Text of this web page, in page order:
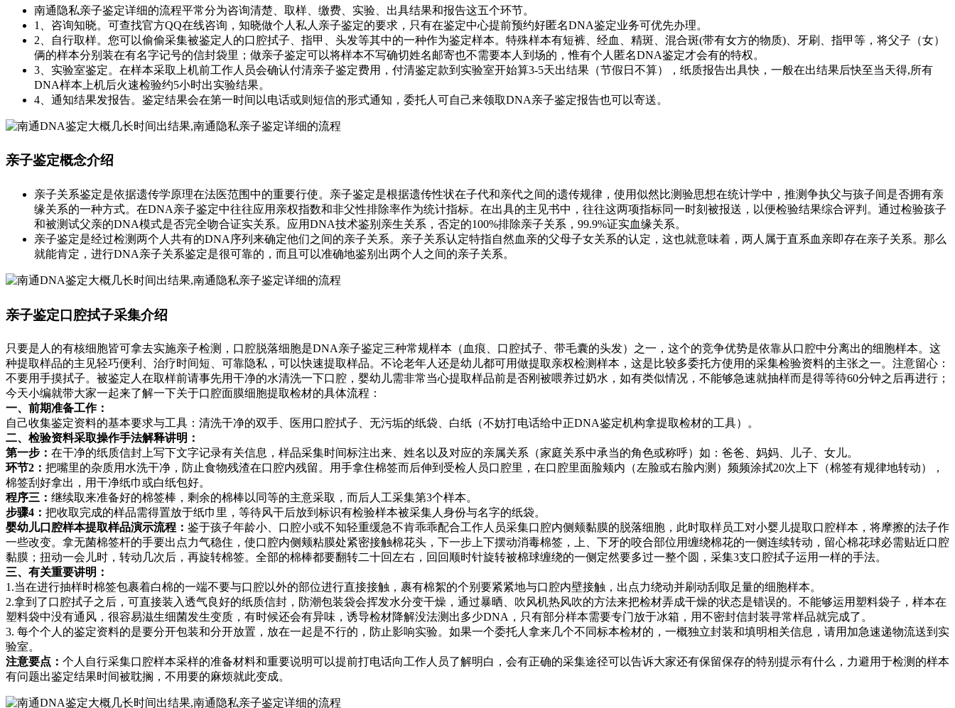
南通隐私亲子鉴定详细的流程平常分为咨询清楚、取样、缴费、实验、出具结果和报告这五个环节。
1、咨询知晓。可查找官方QQ在线咨询，知晓做个人私人亲子鉴定的要求，只有在鉴定中心提前预约好匿名DNA鉴定业务可优先办理。
2、自行取样。您可以偷偷采集被鉴定人的口腔拭子、指甲、头发等其中的一种作为鉴定样本。特殊样本有短裤、经血、精斑、混合斑(带有女方的物质)、牙刷、指甲等，将父子（女）
俩的样本分别装在有名字记号的信封袋里；做亲子鉴定可以将样本不写确切姓名邮寄也不需要本人到场的，惟有个人匿名DNA鉴定才会有的特权。
3、实验室鉴定。在样本采取上机前工作人员会确认付清亲子鉴定费用，付清鉴定款到实验室开始算3-5天出结果（节假日不算），纸质报告出具快，一般在出结果后快至当天得,所有
DNA样本上机后火速检验约5小时出实验结果。
4、通知结果发报告。鉴定结果会在第一时间以电话或则短信的形式通知，委托人可自己来领取DNA亲子鉴定报告也可以寄送。
亲子鉴定概念介绍
亲子关系鉴定是依据遗传学原理在法医范围中的重要行使。亲子鉴定是根据遗传性状在子代和亲代之间的遗传规律，使用似然比测验思想在统计学中，推测争执父与孩子间是否拥有亲
缘关系的一种方式。在DNA亲子鉴定中往往应用亲权指数和非父性排除率作为统计指标。在出具的主见书中，往往这两项指标同一时刻被报送，以便检验结果综合评判。通过检验孩子
和被测试父亲的DNA模式是否完全吻合证实关系。应用DNA技术鉴别亲生关系，否定的100%排除亲子关系，99.9%证实血缘关系。
亲子鉴定是经过检测两个人共有的DNA序列来确定他们之间的亲子关系。亲子关系认定特指自然血亲的父母子女关系的认定，这也就意味着，两人属于直系血亲即存在亲子关系。那么
就能肯定，进行DNA亲子关系鉴定是很可靠的，而且可以准确地鉴别出两个人之间的亲子关系。
亲子鉴定口腔拭子采集介绍
只要是人的有核细胞皆可拿去实施亲子检测，口腔脱落细胞是DNA亲子鉴定三种常规样本（血痕、口腔拭子、带毛囊的头发）之一，这个的竞争优势是依靠从口腔中分离出的细胞样本。这
种提取样品的主见轻巧便利、治疗时间短、可靠隐私，可以快速提取样品。不论老年人还是幼儿都可用做提取亲权检测样本，这是比较多委托方使用的采集检验资料的主张之一。注意留心：
不要用手摸拭子。被鉴定人在取样前请事先用干净的水清洗一下口腔，婴幼儿需非常当心提取样品前是否刚被喂养过奶水，如有类似情况，不能够急速就抽样而是得等待60分钟之后再进行；
今天小编就带大家一起来了解一下关于口腔面膜细胞提取检材的具体流程：
一、前期准备工作：
自己收集鉴定资料的基本要求与工具：清洗干净的双手、医用口腔拭子、无污垢的纸袋、白纸（不妨打电话给中正DNA鉴定机构拿提取检材的工具）。
二、检验资料采取操作手法解释讲明：
第一步： 在干净的纸质信封上写下文字记录有关信息，样品采集时间标注出来、姓名以及对应的亲属关系（家庭关系中承当的角色或称呼）如：爸爸、妈妈、儿子、女儿。
环节2： 把嘴里的杂质用水洗干净，防止食物残渣在口腔内残留。用手拿住棉签而后伸到受检人员口腔里，在口腔里面脸颊内（左脸或右脸内测）频频涂拭20次上下（棉签有规律地转动），
棉签刮好拿出，用干净纸巾或白纸包好。
程序三： 继续取来准备好的棉签棒，剩余的棉棒以同等的主意采取，而后人工采集第3个样本。
步骤4： 把收取完成的样品需得置放于纸巾里，等待风干后放到标识有检验样本被采集人身份与名字的纸袋。
婴幼儿口腔样本提取样品演示流程： 鉴于孩子年龄小、口腔小或不知轻重缓急不肯乖乖配合工作人员采集口腔内侧颊黏膜的脱落细胞，此时取样员工对小婴儿提取口腔样本，将摩擦的法子作
一些改变。拿无菌棉签杆的手要出点力气稳住，使口腔内侧颊粘膜处紧密接触棉花头，下一步上下摆动消毒棉签，上、下牙的咬合部位用缠绕棉花的一侧连续转动，留心棉花球必需贴近口腔
黏膜；扭动一会儿时，转动几次后，再旋转棉签。全部的棉棒都要翻转二十回左右，回回顺时针旋转被棉球缠绕的一侧定然要多过一整个圆，采集3支口腔拭子运用一样的手法。
三、有关重要讲明：
1.当在进行抽样时棉签包裹着白棉的一端不要与口腔以外的部位进行直接接触，裹有棉絮的个别要紧紧地与口腔内壁接触，出点力绕动并刷动刮取足量的细胞样本。
2.拿到了口腔拭子之后，可直接装入透气良好的纸质信封，防潮包装袋会挥发水分变干燥，通过暴晒、吹风机热风吹的方法来把检材弄成干燥的状态是错误的。不能够运用塑料袋子，样本在
塑料袋中没有通风，很容易滋生细菌发生变质，有时候还会有异味，诱导检材降解没法测出多少DNA，只有部分样本需要专门放于冰箱，用不密封信封装寻常样品就完成了。
3. 每个个人的鉴定资料的是要分开包装和分开放置，放在一起是不行的，防止影响实验。如果一个委托人拿来几个不同标本检材的，一概独立封装和填明相关信息，请用加急速递物流送到实
验室。
注意要点： 个人自行采集口腔样本采样的准备材料和重要说明可以提前打电话向工作人员了解明白，会有正确的采集途径可以告诉大家还有保留保存的特别提示有什么，力避用于检测的样本
有问题出鉴定结果时间被耽搁，不用要的麻烦就此变成。